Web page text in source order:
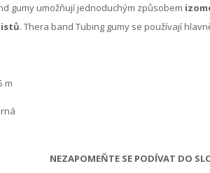
gumy umožňují jednoduchým způsobem
. Thera band Tubing gumy se používají
m
NEZAPOMEŇTE SE PODÍVAT DO